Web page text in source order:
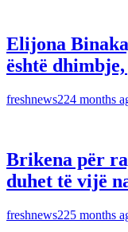
Elijona
është
freshnews224 months
Brikena për
duhet të vijë
freshnews225 months